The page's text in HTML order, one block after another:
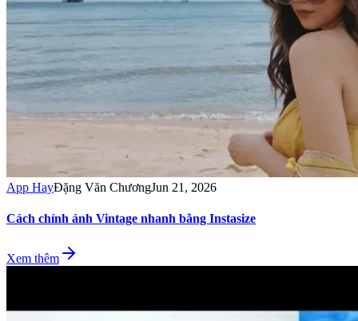
App HayĐặng Văn ChươngJun 21, 2026
Cách chỉnh ảnh Vintage nhanh bằng Instasize
Xem thêm